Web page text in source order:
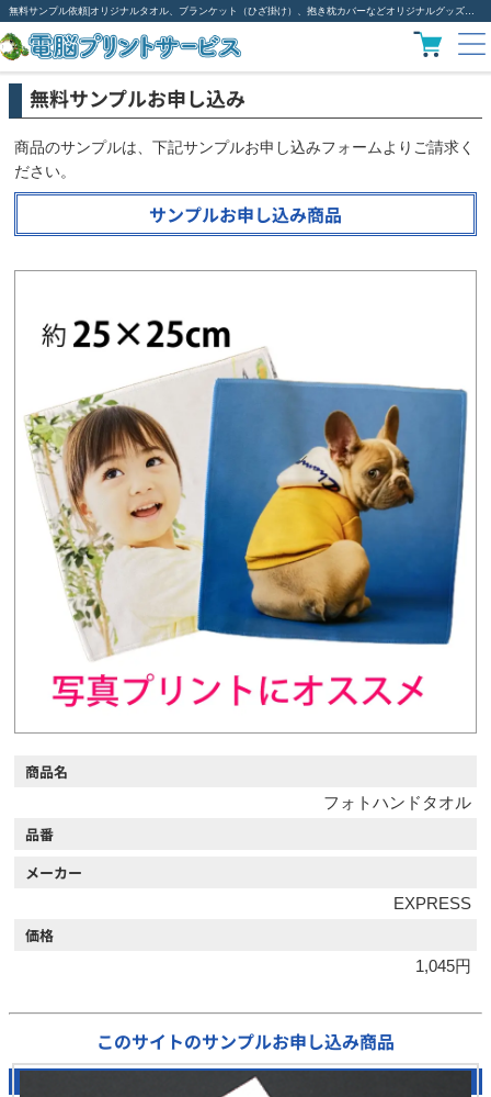
無料サンプル依頼|オリジナルタオル、ブランケット（ひざ掛け）、抱き枕カバーなどオリジナルグッズ作成は電脳プリント
無料サンプルお申し込み
商品のサンプルは、下記サンプルお申し込みフォームよりご請求く
ださい。
サンプルお申し込み商品
商品名
フォトハンドタオル
品番
メーカー
EXPRESS
価格
1,045円
このサイトのサンプルお申し込み商品
/ 17 選択中